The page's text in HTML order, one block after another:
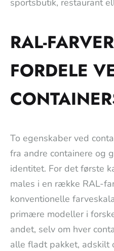
sportsbutik, restaurant
RAL-
FORDELE
To egenskaber ved
fra andre containere og
identitet. For det første
males i en række RAL-
konventionelle
primære modeller i
andet, selv om hver
alle fladt pakket, adskilt